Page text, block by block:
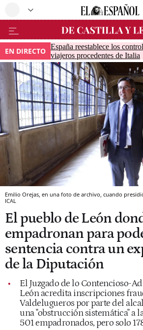
EN DIRECTO España reestablece los
viajeros procedentes de Italia
Emilio Orejas, en una foto de archivo, cuando
ICAL
El pueblo de León
empadronan para
sentencia contra un
de la Diputación
El Juzgado de lo Contencioso-
León acredita inscripciones
Valdelugueros por parte del
una "obstrucción sistemática" a
501 empadronados, pero solo